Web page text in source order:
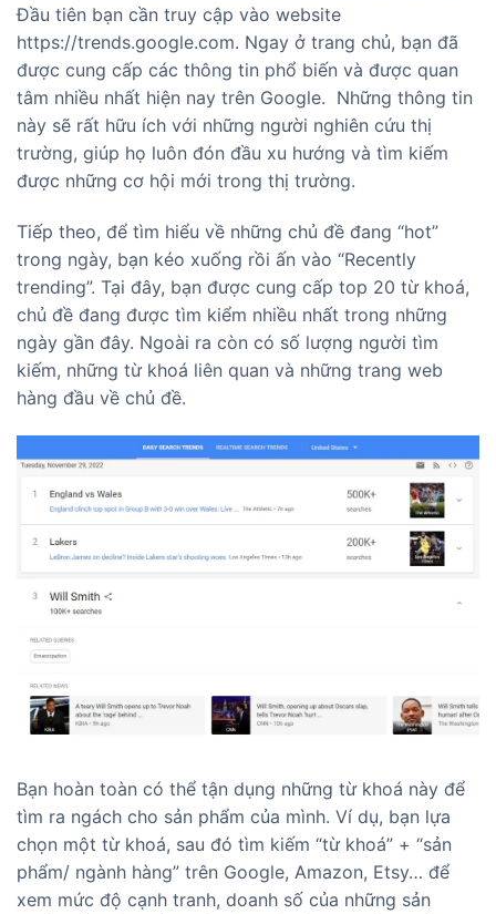
Đầu tiên bạn cần truy cập vào website
https://trends.google.com. Ngay ở trang chủ, bạn đã
được cung cấp các thông tin phổ biến và được quan
tâm nhiều nhất hiện nay trên Google. Những thông tin
này sẽ rất hữu ích với những người nghiên cứu thị
trường, giúp họ luôn đón đầu xu hướng và tìm kiếm
được những cơ hội mới trong thị trường.
Tiếp theo, để tìm hiểu về những chủ đề đang “hot”
trong ngày, bạn kéo xuống rồi ấn vào “Recently
trending”. Tại đây, bạn được cung cấp top 20 từ khoá,
chủ đề đang được tìm kiểm nhiều nhất trong những
ngày gần đây. Ngoài ra còn có số lượng người tìm
kiếm, những từ khoá liên quan và những trang web
hàng đầu về chủ đề.
Bạn hoàn toàn có thể tận dụng những từ khoá này để
tìm ra ngách cho sản phẩm của mình. Ví dụ, bạn lựa
chọn một từ khoá, sau đó tìm kiếm “từ khoá” + “sản
phẩm/ ngành hàng” trên Google, Amazon, Etsy… để
xem mức độ cạnh tranh, doanh số của những sản